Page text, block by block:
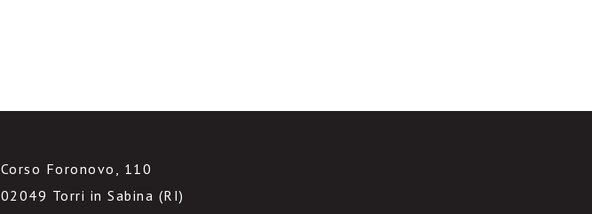
Corso Foronovo, 110
02049 Torri in Sabina (RI)